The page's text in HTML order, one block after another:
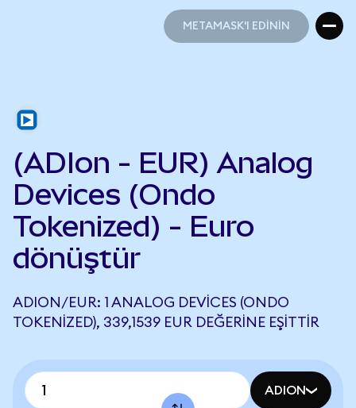
METAMASK'I EDİNİN
(ADIon - EUR) Analog
Devices (Ondo
Tokenized) - Euro
dönüştür
ADION/EUR: 1 ANALOG DEVICES (ONDO
TOKENIZED), 339,1539 EUR DEĞERINE EŞITTIR
ADION